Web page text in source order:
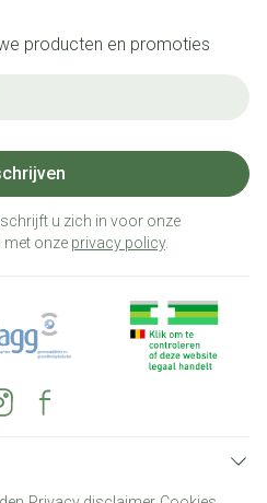
producten en promoties
u zich in voor onze
met onze privacy policy.